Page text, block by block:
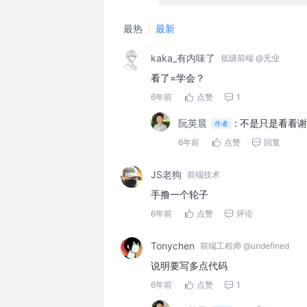
最热 最新
kaka_有内味了 低级前端 @无业
看了=学会？
6年前 点赞 1
阮英晨 作者 : 不是只是看看
6年前 点赞 回复
JS老狗 前端技术
手撸一个轮子
6年前 点赞 评论
Tonychen 前端工程师 @undefined
说明要写多点代码
6年前 点赞 1